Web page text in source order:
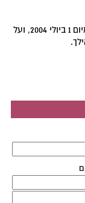
חוזר זה חל על התקשרויות חדשות שיכרתו החל מיום 1 ביולי 2004, ועל